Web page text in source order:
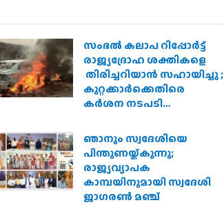
സംഭൽ കലാപ റിപ്പോർട്ട്
രാജ്യദ്രോഹ ശക്തികളെ
തിരിച്ചറിയാൻ സഹായിച്ചു ;
കുറ്റക്കാർക്കെതിരെ
കർശന നടപടി
പരിഷത്ത്
ഞാനും സ്വദേശിയെ
പിന്തുണയ്ക്കുന്നു;
രാജ്യവ്യാപക
കാമ്പയിനുമായി സ്വദേശി
ജാഗരണ്‍ മഞ്ച്